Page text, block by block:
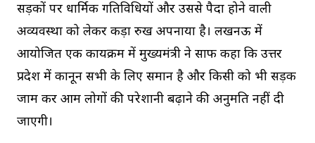
सड़कों पर धार्मिक गतिविधियों और उससे पैदा होने वाली
अव्यवस्था को लेकर कड़ा रुख अपनाया है। लखनऊ में
आयोजित एक कार्यक्रम में मुख्यमंत्री ने साफ कहा कि उत्तर
प्रदेश में कानून सभी के लिए समान है और किसी को भी सड़क
जाम कर आम लोगों की परेशानी बढ़ाने की अनुमति नहीं दी
जाएगी।